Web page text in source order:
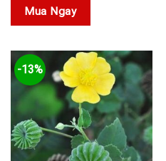
Mua Ngay
-13%